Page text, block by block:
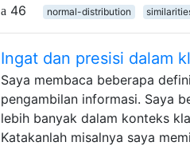
46
normal-distribution
Ingat dan presisi dalam
Saya membaca beberapa
pengambilan informasi. Saya
lebih banyak dalam konteks
Katakanlah misalnya saya